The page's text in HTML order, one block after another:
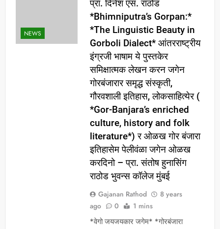
NEWS
प्रा. दिनेश एस. राठोड
*Bhimniputra’s Gorpan:*
*The Linguistic Beauty in
Gorboli Dialect* आंतरराष्ट्रीय
इंग्रजी भाषाम ये पुस्तकेर
समिक्षात्मक लेखन करन जगेन
गोरबंजारार समृद्ध संस्कृती,
गौरवशाली इतिहास, लोकसाहित्येर (
*Gor-Banjara’s enriched
culture, history and folk
literature*) र ओळख गोर बंजारा
इतिहासेम पेलीवंळा जगेन ओळख
करदिनो – प्रा. संतोष हुनासिंग
राठोड भुवन्स कॉलेज मुंबई
Gajanan Rathod
8 years
ago
0 1 mins
*वेगो जयजयकार जगेम* *गोरबंजारा